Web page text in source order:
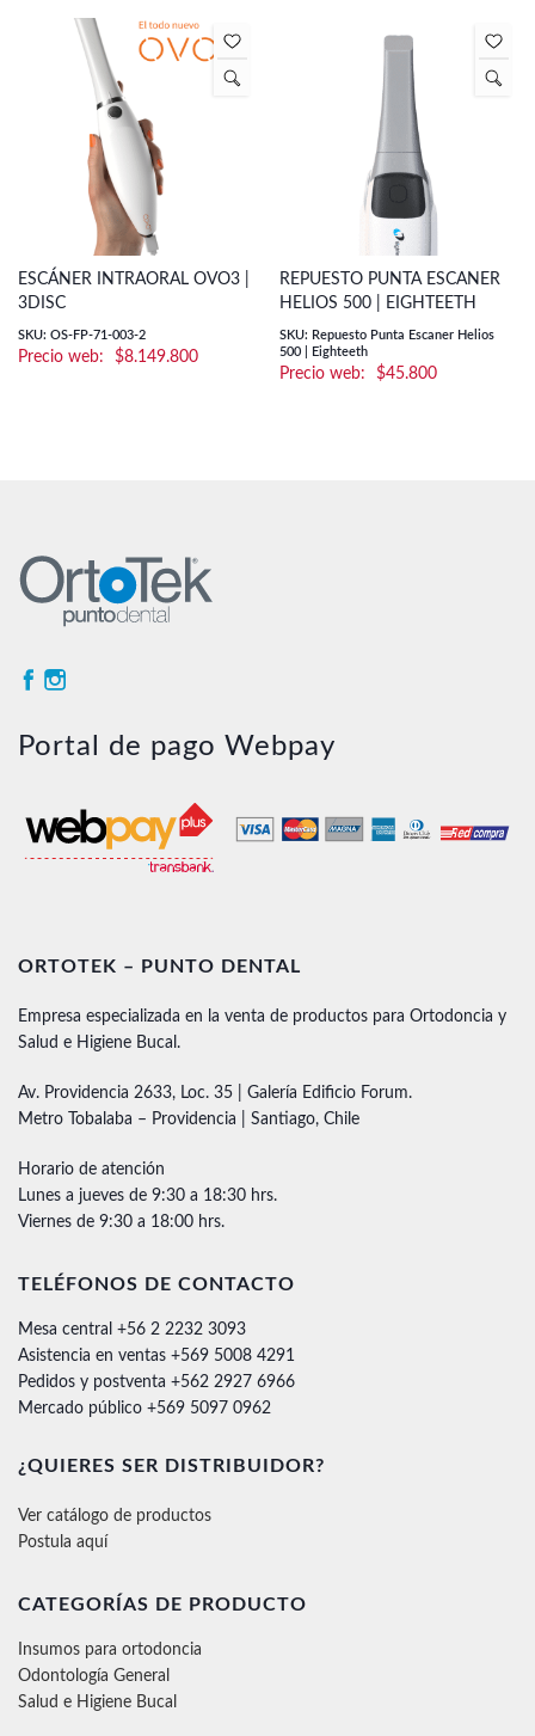
ESCÁNER INTRAORAL OVO3 |
3DISC
SKU: OS-FP-71-003-2
$8.149.800
REPUESTO PUNTA ESCANER
HELIOS 500 | EIGHTEETH
SKU: Repuesto Punta Escaner Helios
500 | Eighteeth
$45.800
Portal de pago Webpay
ORTOTEK – PUNTO DENTAL
Empresa especializada en la venta de productos para Ortodoncia y
Salud e Higiene Bucal.
Av. Providencia 2633, Loc. 35 | Galería Edificio Forum.
Metro Tobalaba – Providencia | Santiago, Chile
Horario de atención
Lunes a jueves de 9:30 a 18:30 hrs.
Viernes de 9:30 a 18:00 hrs.
TELÉFONOS DE CONTACTO
Mesa central +56 2 2232 3093
Asistencia en ventas +569 5008 4291
Pedidos y postventa +562 2927 6966
Mercado público +569 5097 0962
¿QUIERES SER DISTRIBUIDOR?
Ver catálogo de productos
Postula aquí
CATEGORÍAS DE PRODUCTO
Insumos para ortodoncia
Odontología General
Salud e Higiene Bucal